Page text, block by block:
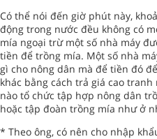
Có thể nói đến giờ phút này,
động trong nước đều không có
mía ngoại trừ một số nhà máy
tiền để trồng mía. Một số nhà
gì cho nông dân mà để tiền đó
khác bằng cách trả giá cao
nào tổ chức tập hợp nông dân
hoặc tập đoàn trồng mía như ở
* Theo ông, có nên cho nhập